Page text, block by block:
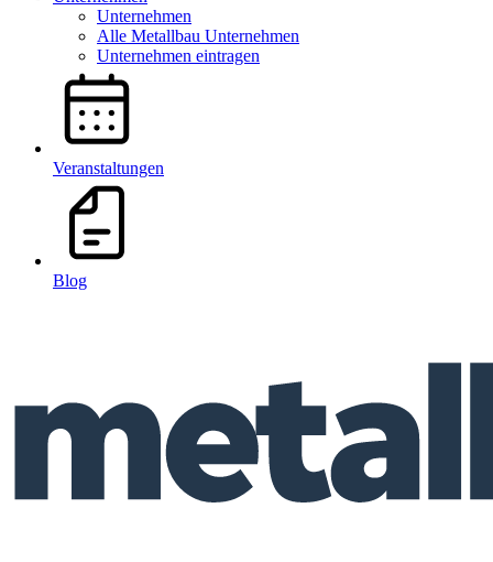
Unternehmen
Alle Metallbau Unternehmen
Unternehmen eintragen
Veranstaltungen
Blog